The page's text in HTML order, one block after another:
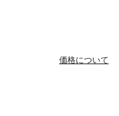
価格について